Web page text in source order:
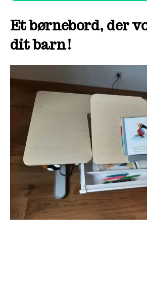
Et børnebord, der
dit barn!